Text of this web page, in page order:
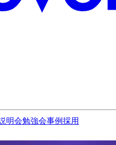
明会勉強会事例採用